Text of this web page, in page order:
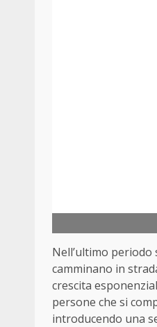
Nell’ultimo
camminano in
crescita
persone che si
introducendo una